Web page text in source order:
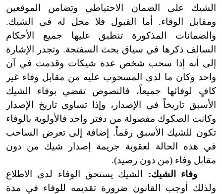
الشيك على الضمان الاحتياطي وتضامن الموقعين
ومقابل الوفاء. أما القبول فلا محل له في الشيك.
والضمانات المذكورة تنطبق عليها جميع الأحكام
السالف ذكرها في سياق بحث السفتجة. وتجدر الإشارة
إلى أنه إذا سحب شخص عدة شيكات وقدمت في آن
واحد وكان ما لدى المسحوب عليه من مقابل وفاء غير
كافٍ لوفائها جميعاً، فالنصوص تقضي بوفاء الشيك
الأسبق تاريخاً في الإصدار، وإذا تساوى تاريخ الإصدار
وكانت الصكوك مفصولة من دفتر واحد فالأولوية بالوفاء
تكون للشيك الأسبق رقماً. إضافة إلى تعرض الساحب
في هذه الحالة لعقوبة جريمة إصدار شيك من دون
مقابل وفاء (من دون رصيد).
وفاء الشيك: الشيك يستحق الوفاء لدى الاطلاع
ولذلك أوجب القانون ضرورة تقديمه للوفاء في مدة